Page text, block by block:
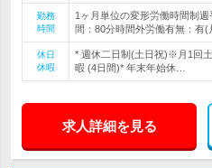
勤務
時間
1ヶ月単位の変形労働時間制
間：80分時間外労働有無：有(
休日
休暇
* 週休二日制(土日祝)※月1回
暇 (4日間)* 年末年始休…
求人詳細を見る